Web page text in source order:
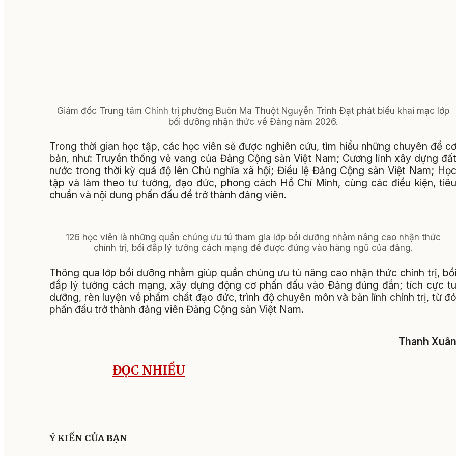
Giám đốc Trung tâm Chính trị phường Buôn Ma Thuột Nguyễn Trinh Đạt phát biểu khai mạc lớp
bồi dưỡng nhận thức về Đảng năm 2026.
Trong thời gian học tập, các học viên sẽ được nghiên cứu, tìm hiểu những chuyên đề cơ
bản, như: Truyền thống vẻ vang của Đảng Cộng sản Việt Nam; Cương lĩnh xây dựng đất
nước trong thời kỳ quá độ lên Chủ nghĩa xã hội; Điều lệ Đảng Cộng sản Việt Nam; Học
tập và làm theo tư tưởng, đạo đức, phong cách Hồ Chí Minh, cùng các điều kiện, tiêu
chuẩn và nội dung phấn đấu để trở thành đảng viên.
126 học viên là những quần chúng ưu tú tham gia lớp bồi dưỡng nhằm nâng cao nhận thức
chính trị, bồi đắp lý tưởng cách mạng để được đứng vào hàng ngũ của đảng.
Thông qua lớp bồi dưỡng nhằm giúp quần chúng ưu tú nâng cao nhận thức chính trị, bồi
đắp lý tưởng cách mạng, xây dựng động cơ phấn đấu vào Đảng đúng đắn; tích cực tu
dưỡng, rèn luyện về phẩm chất đạo đức, trình độ chuyên môn và bản lĩnh chính trị, từ đó
phấn đấu trở thành đảng viên Đảng Cộng sản Việt Nam.
Thanh Xuân
ĐỌC NHIỀU
Ý KIẾN CỦA BẠN